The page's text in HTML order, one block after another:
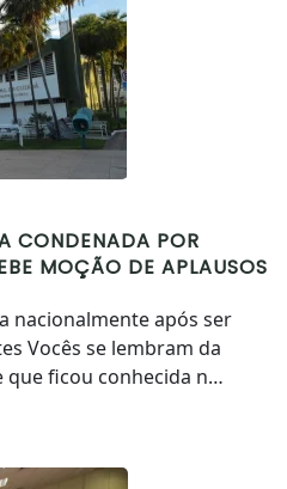
CONDENADA POR
MOÇÃO DE APLAUSOS
nacionalmente após ser
Vocês se lembram da
que ficou conhecida n…